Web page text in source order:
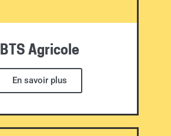
BTS Agricole
En savoir plus